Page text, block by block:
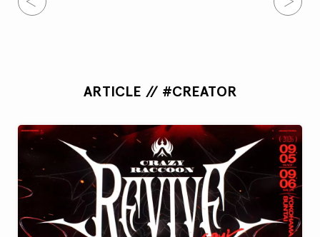
ARTICLE // #CREATOR